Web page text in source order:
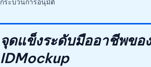
กระบวนการอนุมัติ
จุดแข็งระดับมืออาชีพของ
IDMockup